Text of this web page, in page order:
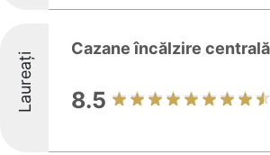
Laureați
Cazane încălzire centrală
8.5